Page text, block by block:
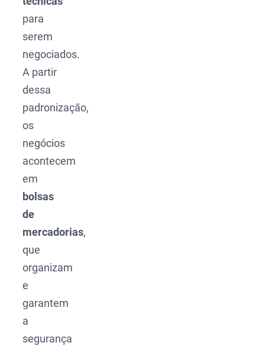
para
serem
negociados.
A partir
dessa
padronização,
os
negócios
acontecem
em
bolsas
de
mercadorias,
que
organizam
e
garantem
a
segurança